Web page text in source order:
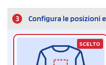
3 Configura le posizioni
SCELTO